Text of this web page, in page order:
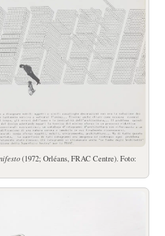
(1972; Orléans, FRAC Centre). Foto: